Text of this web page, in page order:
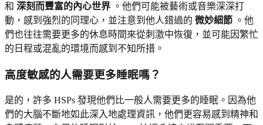
和 深刻而豐富的內心世界 。他們可能被藝術或音樂深深打
動，感到強烈的同理心，並注意到他人錯過的 微妙細節 。他
們也往往需要更多的休息時間來從刺激中恢復，並可能因繁忙
的日程或混亂的環境而感到不知所措。
高度敏感的人需要更多睡眠嗎？
是的，許多 HSPs 發現他們比一般人需要更多的睡眠。因為他
們的大腦不斷地如此深入地處理資訊，他們更容易感到精神和